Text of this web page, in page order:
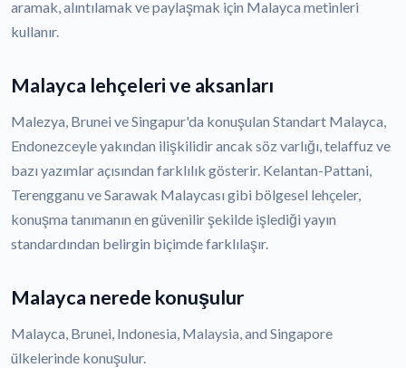
aramak, alıntılamak ve paylaşmak için Malayca metinleri
kullanır.
Malayca lehçeleri ve aksanları
Malezya, Brunei ve Singapur'da konuşulan Standart Malayca,
Endonezceyle yakından ilişkilidir ancak söz varlığı, telaffuz ve
bazı yazımlar açısından farklılık gösterir. Kelantan-Pattani,
Terengganu ve Sarawak Malaycası gibi bölgesel lehçeler,
konuşma tanımanın en güvenilir şekilde işlediği yayın
standardından belirgin biçimde farklılaşır.
Malayca nerede konuşulur
Malayca, Brunei, Indonesia, Malaysia, and Singapore
ülkelerinde konuşulur.